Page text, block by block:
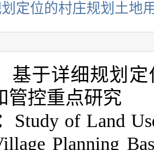
定位的村庄规划土地
基于详细规划
管控重点研究
Study of Land
Planning